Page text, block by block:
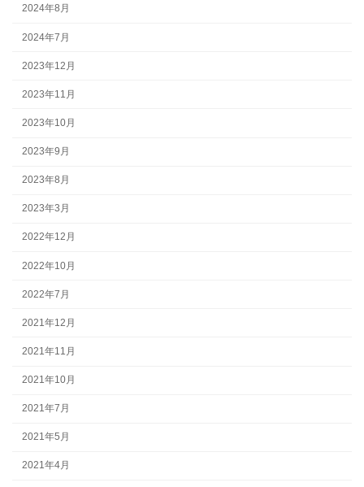
2024年8月
2024年7月
2023年12月
2023年11月
2023年10月
2023年9月
2023年8月
2023年3月
2022年12月
2022年10月
2022年7月
2021年12月
2021年11月
2021年10月
2021年7月
2021年5月
2021年4月